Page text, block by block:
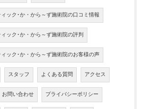
ック･か・から～ず施術院の口コミ情報
ック･か・から～ず施術院の評判
ック･か・から～ず施術院のお客様の声
スタッフ よくある質問 アクセス
お問い合わせ プライバシーポリシー